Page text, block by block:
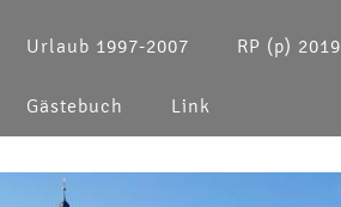
Urlaub 1997-2007 RP (p)
Gästebuch Link